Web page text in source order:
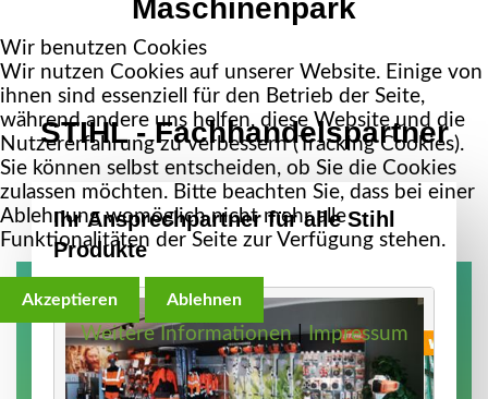
Maschinenpark
STIHL - Fachhandelspartner
Ihr Ansprechpartner für alle Stihl
Produkte
Wir benutzen Cookies
Wir nutzen Cookies auf unserer Website. Einige von
ihnen sind essenziell für den Betrieb der Seite,
während andere uns helfen, diese Website und die
Nutzererfahrung zu verbessern (Tracking Cookies).
Sie können selbst entscheiden, ob Sie die Cookies
zulassen möchten. Bitte beachten Sie, dass bei einer
Ablehnung womöglich nicht mehr alle
Funktionalitäten der Seite zur Verfügung stehen.
Akzeptieren Ablehnen
Weitere Informationen|Impressum